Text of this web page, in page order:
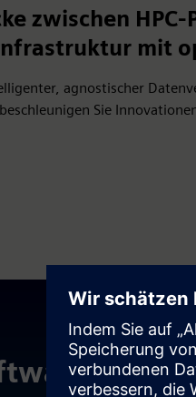
zwischen
mit
agnostischer
Sie
für